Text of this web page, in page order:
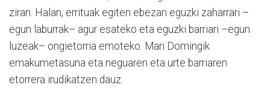
ziran. Halan, errituak egiten ebezan eguzki zaharrari –
egun laburrak– agur esateko eta eguzki barriari –egun
luzeak– ongietorria emoteko. Mari Domingik
emakumetasuna eta neguaren eta urte barriaren
etorrera irudikatzen dauz.